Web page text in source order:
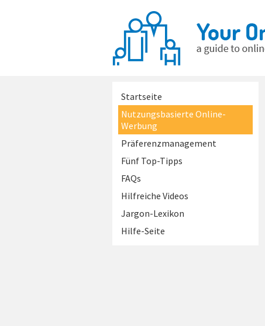
Startseite
Nutzungsbasierte Online-
Werbung
Präferenzmanagement
Fünf Top-Tipps
FAQs
Hilfreiche Videos
Jargon-Lexikon
Hilfe-Seite